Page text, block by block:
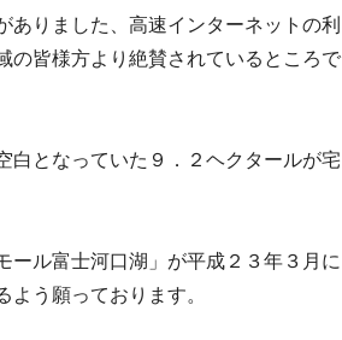
りました、高速インターネットの利
の皆様方より絶賛されているところで
白となっていた９．２ヘクタールが宅
ール富士河口湖」が平成２３年３月に
う願っております。